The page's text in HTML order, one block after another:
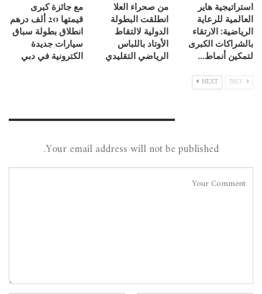
استراتيجية هاير
العالمية للرعاية
الرياضية: الارتقاء
بالشراكات الكبرى
لتمكين أنماط…
من صحراء العلا
انطلقت البطولة
الدولية لالتقاط
الأوتاد باللباس
الرياضي التقليدي
مع جائزة كبرى
قيمتها 20 ألف درهم
انطلاق بطولة سباق
سيارات جديدة
الكترونية في دبي
NEXT
Your email address will not be published.